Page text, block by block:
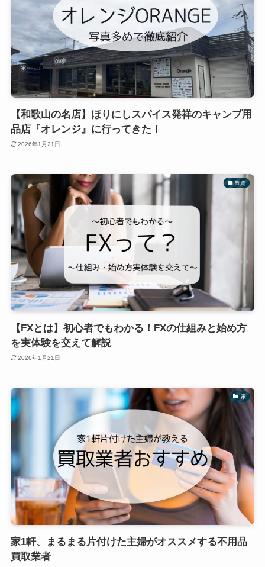
【和歌山の名店】ほりにしスパイス発祥のキャンプ用
品店『オレンジ』に行ってきた！
2026年1月21日
投資
【FXとは】初心者でもわかる！FXの仕組みと始め方
を実体験を交えて解説
2026年1月21日
家
家1軒、まるまる片付けた主婦がオススメする不用品
買取業者